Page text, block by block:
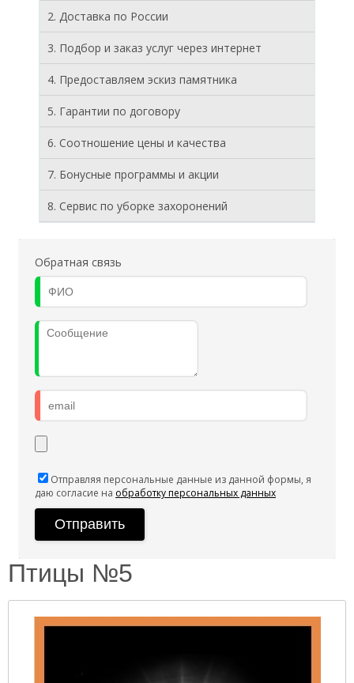
2. Доставка по России
3. Подбор и заказ услуг через интернет
4. Предоставляем эскиз памятника
5. Гарантии по договору
6. Соотношение цены и качества
7. Бонусные программы и акции
8. Cервис по уборке захоронений
Обратная связь
Отправляя персональные данные из данной формы, я
даю согласие на обработку персональных данных
Птицы №5